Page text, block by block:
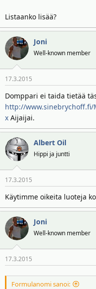
Listaanko lisää?
Joni
Well-known member
17.3.2015
Domppari ei taida tietää
http://www.sinebrychoff.fi/
x Aijaijai.
Albert Oil
Hippi ja juntti
17.3.2015
Käytimme oikeita luoteja
Joni
Well-known member
17.3.2015
Formulanomi sanoi: